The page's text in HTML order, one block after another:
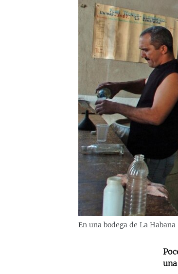
LA REALIDAD DE LA VIVIENDA EN
LOS SANTOS DE HIALEAH
DESINFORMACIÓN RUSA EN
LA INVASIÓN DE RUSIA A UCRANIA
En una bodega de La Habana